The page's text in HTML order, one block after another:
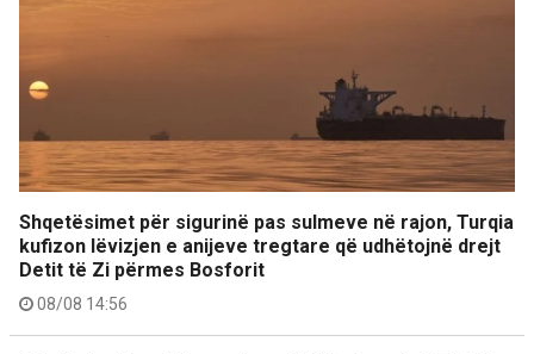
Shqetësimet për sigurinë pas sulmeve në rajon, Turqia
kufizon lëvizjen e anijeve tregtare që udhëtojnë drejt
Detit të Zi përmes Bosforit
08/08 14:56